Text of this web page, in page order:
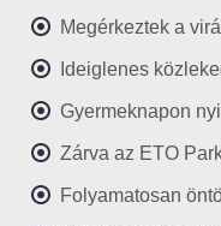
Megérkeztek a
Ideiglenes
Gyermeknapon
Zárva az ETO
Folyamatosan